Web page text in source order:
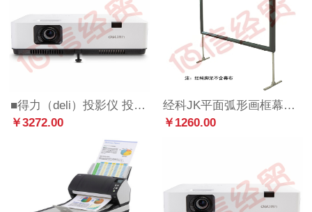
■得力（deli）投影仪 投影机 投影仪办公 【XGA 3000流明】DPE-X230
￥3272.00
经科JK平面弧形画框幕布投影100/120/180英寸4:3/16比9/10脚架支撑架支架可调节高度 150英寸16比9
￥1260.00